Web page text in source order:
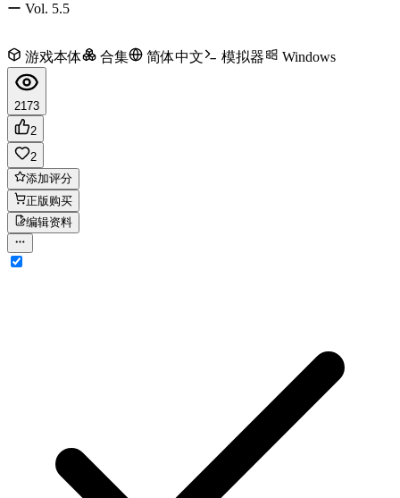
ー Vol. 5.5
游戏本体 合集 简体中文 模拟器 Windows
2173
2
2
添加评分
正版购买
编辑资料